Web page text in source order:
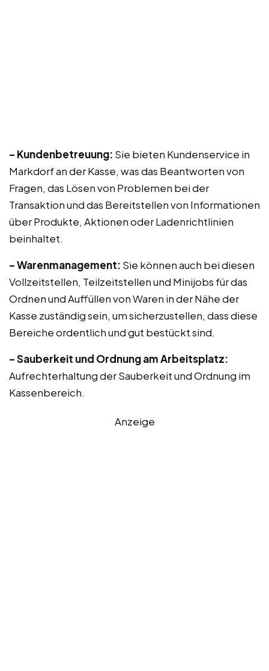
– Kundenbetreuung: Sie bieten Kundenservice in
Markdorf an der Kasse, was das Beantworten von
Fragen, das Lösen von Problemen bei der
Transaktion und das Bereitstellen von Informationen
über Produkte, Aktionen oder Ladenrichtlinien
beinhaltet.
– Warenmanagement: Sie können auch bei diesen
Vollzeitstellen, Teilzeitstellen und Minijobs für das
Ordnen und Auffüllen von Waren in der Nähe der
Kasse zuständig sein, um sicherzustellen, dass diese
Bereiche ordentlich und gut bestückt sind.
– Sauberkeit und Ordnung am Arbeitsplatz:
Aufrechterhaltung der Sauberkeit und Ordnung im
Kassenbereich.
Anzeige